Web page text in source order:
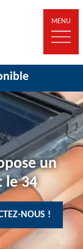
MENU
un
le 34
NOUS !